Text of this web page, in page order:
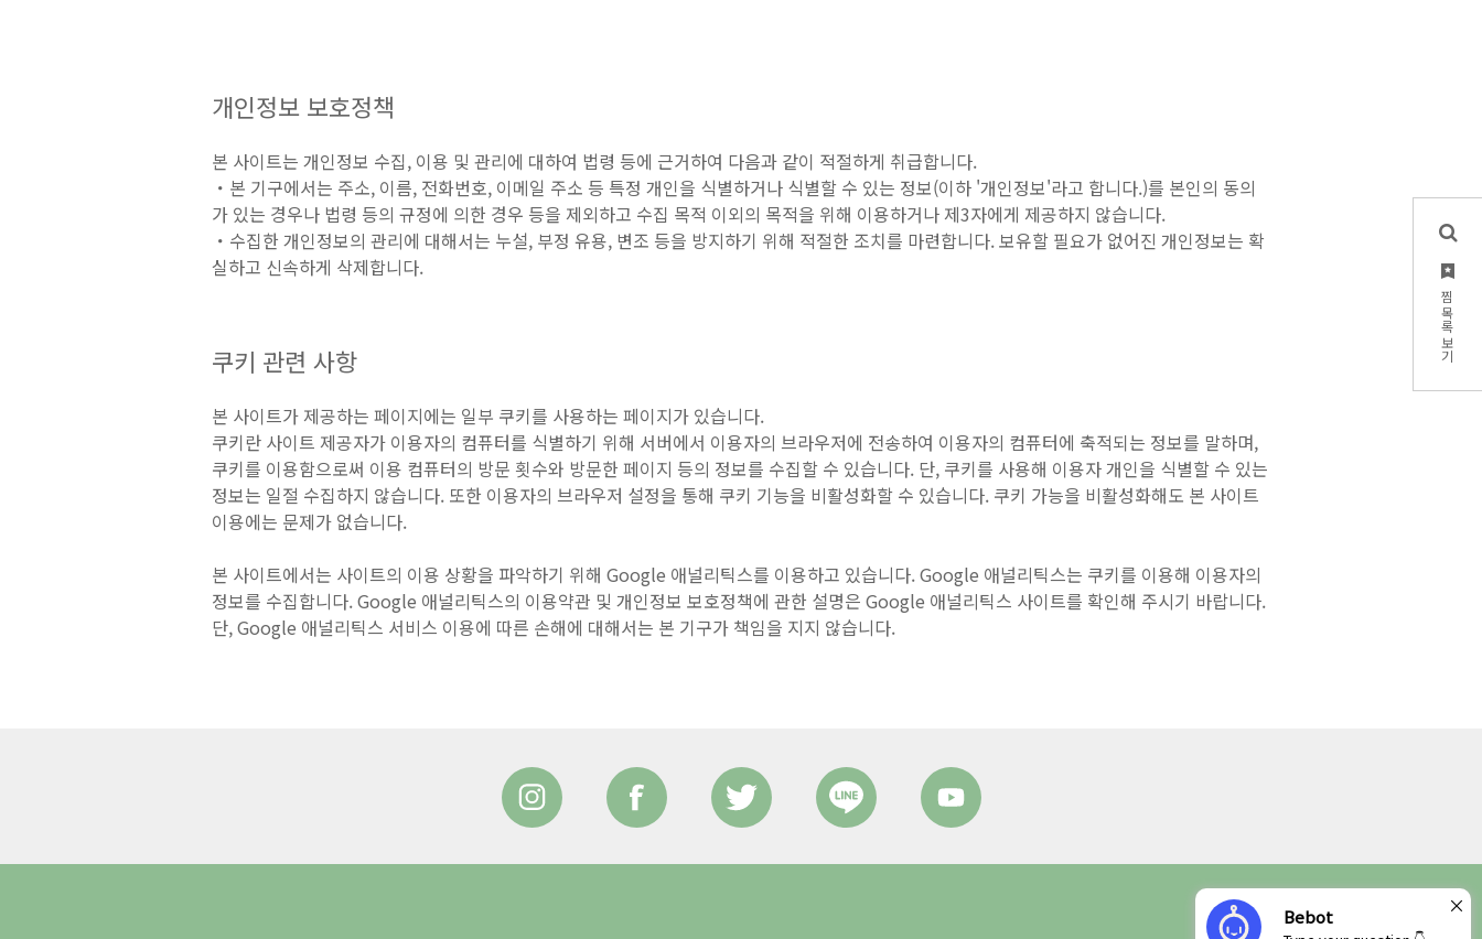
찜 목록 보기
개인정보 보호정책
본 사이트는 개인정보 수집, 이용 및 관리에 대하여 법령 등에 근거하여 다음과 같이 적절하게 취급합니다.
・본 기구에서는 주소, 이름, 전화번호, 이메일 주소 등 특정 개인을 식별하거나 식별할 수 있는 정보(이하 '개인정보'라고 합니다.)를 본인의 동의
가 있는 경우나 법령 등의 규정에 의한 경우 등을 제외하고 수집 목적 이외의 목적을 위해 이용하거나 제3자에게 제공하지 않습니다.
・수집한 개인정보의 관리에 대해서는 누설, 부정 유용, 변조 등을 방지하기 위해 적절한 조치를 마련합니다. 보유할 필요가 없어진 개인정보는 확
실하고 신속하게 삭제합니다.
쿠키 관련 사항
본 사이트가 제공하는 페이지에는 일부 쿠키를 사용하는 페이지가 있습니다.
쿠키란 사이트 제공자가 이용자의 컴퓨터를 식별하기 위해 서버에서 이용자의 브라우저에 전송하여 이용자의 컴퓨터에 축적되는 정보를 말하며,
쿠키를 이용함으로써 이용 컴퓨터의 방문 횟수와 방문한 페이지 등의 정보를 수집할 수 있습니다. 단, 쿠키를 사용해 이용자 개인을 식별할 수 있는
정보는 일절 수집하지 않습니다. 또한 이용자의 브라우저 설정을 통해 쿠키 기능을 비활성화할 수 있습니다. 쿠키 가능을 비활성화해도 본 사이트
이용에는 문제가 없습니다.
본 사이트에서는 사이트의 이용 상황을 파악하기 위해 Google 애널리틱스를 이용하고 있습니다. Google 애널리틱스는 쿠키를 이용해 이용자의
정보를 수집합니다. Google 애널리틱스의 이용약관 및 개인정보 보호정책에 관한 설명은 Google 애널리틱스 사이트를 확인해 주시기 바랍니다.
단, Google 애널리틱스 서비스 이용에 따른 손해에 대해서는 본 기구가 책임을 지지 않습니다.
Bebot ×